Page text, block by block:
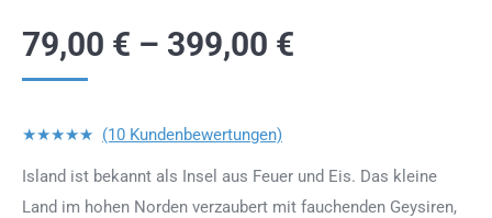
79,00 € – 399,00 €
★★★★★ (10 Kundenbewertungen)
Island ist bekannt als Insel aus Feuer und Eis. Das kleine
Land im hohen Norden verzaubert mit fauchenden Geysiren,